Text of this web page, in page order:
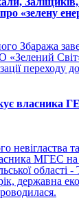
«зелену
Збаража
«Зелений
переходу
власника
невігластва
МГЕС на
державна